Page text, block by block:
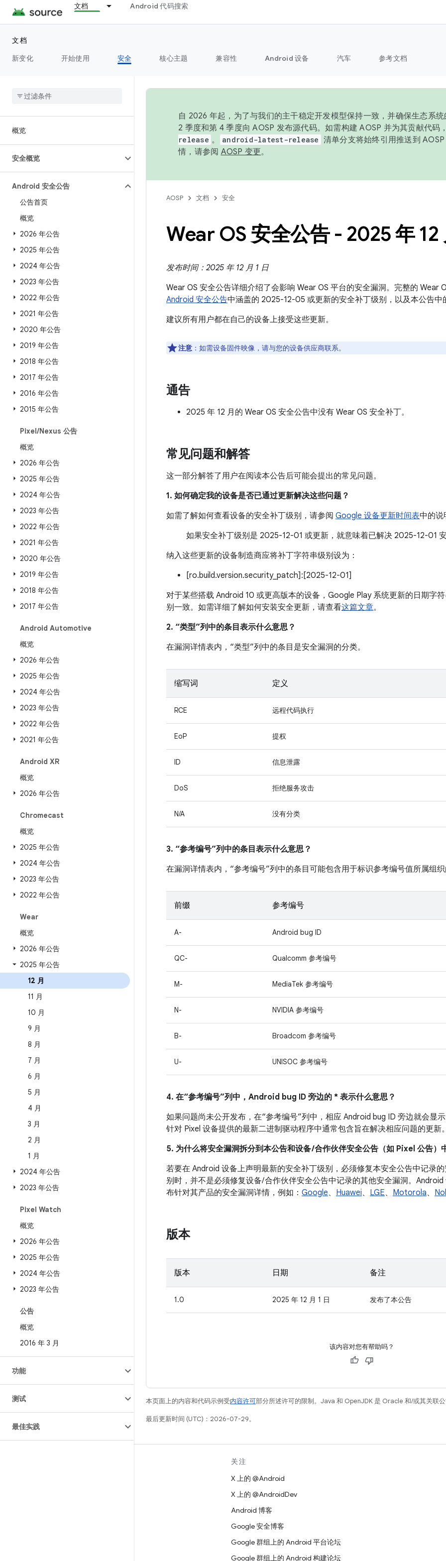
文档 Android 代码搜索
文档
新变化
开始使用 安全 核心主题 兼容性 Android 设备 汽车 参考文档
概览
安全概览
Android 安全公告
公告首页
概览
2026 年公告
2025 年公告
2024 年公告
2023 年公告
2022 年公告
2021 年公告
2020 年公告
2019 年公告
2018 年公告
2017 年公告
2016 年公告
2015 年公告
Pixel/Nexus 公告
概览
2026 年公告
2025 年公告
2024 年公告
2023 年公告
2022 年公告
2021 年公告
2020 年公告
2019 年公告
2018 年公告
2017 年公告
Android Automotive
概览
2026 年公告
2025 年公告
2024 年公告
2023 年公告
2022 年公告
2021 年公告
Android XR
概览
2026 年公告
Chromecast
概览
2025 年公告
2024 年公告
2023 年公告
2022 年公告
Wear
概览
2026 年公告
2025 年公告
12 月
11 月
10 月
9 月
8 月
7 月
6 月
5 月
4 月
3 月
2 月
1 月
2024 年公告
2023 年公告
Pixel Watch
概览
2026 年公告
2025 年公告
2024 年公告
2023 年公告
公告
概览
2016 年 3 月
功能
测试
最佳实践
自 2026 年起，为了与我们的主干稳定开发模型保持一致，并确保生态系
2 季度和第 4 季度向 AOSP 发布源代码。如需构建 AOSP 并为其贡献代码
release 。 android-latest-release 清单分支将始终引用推送到
情，请参阅 AOSP 变更。
AOSP 文档 安全
Wear OS 安全公告 - 2025 年 12
发布时间：2025 年 12 月 1 日
Wear OS 安全公告详细介绍了会影响 Wear OS 平台的安全漏洞。完整的 Wear
Android 安全公告中涵盖的 2025-12-05 或更新的安全补丁级别，以及本公告中
建议所有用户都在自己的设备上接受这些更新。
注意 ：如需设备固件映像，请与您的设备供应商联系。
通告
2025 年 12 月的 Wear OS 安全公告中没有 Wear OS 安全补丁。
常见问题和解答
这一部分解答了用户在阅读本公告后可能会提出的常见问题。
1. 如何确定我的设备是否已通过更新解决这些问题？
如需了解如何查看设备的安全补丁级别，请参阅 Google 设备更新时间表中的说
如果安全补丁级别是 2025-12-01 或更新，就意味着已解决 2025-12-01
纳入这些更新的设备制造商应将补丁字符串级别设为：
[ro.build.version.security_patch]:[2025-12-01]
对于某些搭载 Android 10 或更高版本的设备，Google Play 系统更新的日期字
别一致。如需详细了解如何安装安全更新，请查看这篇文章。
2. “类型”列中的条目表示什么意思？
在漏洞详情表内，“类型”列中的条目是安全漏洞的分类。
缩写词 定义
RCE 远程代码执行
EoP 提权
ID 信息泄露
DoS 拒绝服务攻击
N/A 没有分类
3. “参考编号”列中的条目表示什么意思？
在漏洞详情表内，“参考编号”列中的条目可能包含用于标识参考编号值所属组
前缀 参考编号
A- Android bug ID
QC- Qualcomm 参考编号
M- MediaTek 参考编号
N- NVIDIA 参考编号
B- Broadcom 参考编号
U- UNISOC 参考编号
4. 在“参考编号”列中，Android bug ID 旁边的 * 表示什么意思？
如果问题尚未公开发布，在“参考编号”列中，相应 Android bug ID 旁边就会显
针对 Pixel 设备提供的最新二进制驱动程序中通常包含旨在解决相应问题的更新
5. 为什么将安全漏洞拆分到本公告和设备 /合作伙伴安全公告（如 Pixel 公告）
若要在 Android 设备上声明最新的安全补丁级别，必须修复本安全公告中记录
别时，并不是必须修复设备/ 合作伙伴安全公告中记录的其他安全漏洞。
布针对其产品的安全漏洞详情，例如： Google、 Huawei、 LGE、 Motorola、
版本
版本 日期 备注
1.0 2025 年 12 月 1 日 发布了本公告
该内容对您有帮助吗？
本页面上的内容和代码示例受内容许可部分所述许可的限制。Java 和 OpenJDK 是 Oracle 和/或其关联
最后更新时间 (UTC)：2026-07-29。
关注
X 上的 @Android
X 上的 @AndroidDev
Android 博客
Google 安全博客
Google 群组上的 Android 平台论坛
Google 群组上的 Android 构建论坛